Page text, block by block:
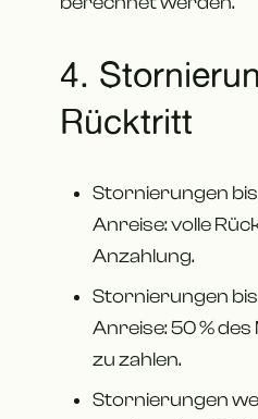
4.
Rücktritt
Stornierungen
Anreise: volle
Anzahlung.
Stornierungen
Anreise: 50 %
zu zahlen.
Stornierungen